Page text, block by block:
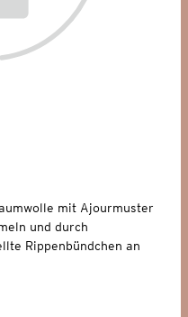
mit Ajourmuster
und durch
Rippenbündchen an